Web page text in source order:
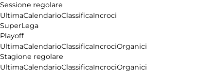
Sessione regolare
UltimaCalendarioClassificaIncroci
SuperLega
Playoff
UltimaCalendarioClassificaIncrociOrganici
Stagione regolare
UltimaCalendarioClassificaIncrociOrganici